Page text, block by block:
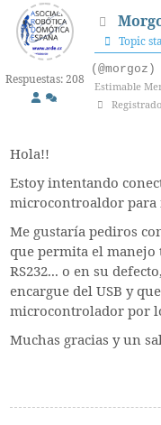
Respuestas: 208
Topic
(@morgoz)
Estimable
Hola!!
Estoy intentando
microcontroaldor para
Me gustaría pediros
que permita el manejo
RS232... o en su
encargue del USB y
microcontrolador por
Muchas gracias y un